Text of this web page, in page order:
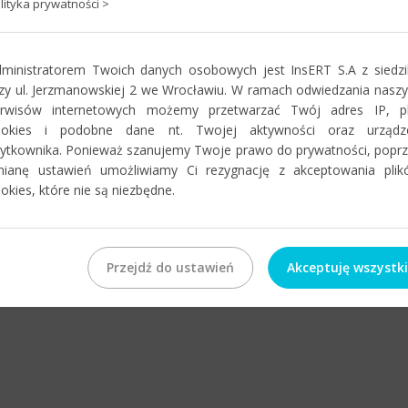
prywatności >
Twoich danych osobowych jest InsERT S.A z
ul. Jerzmanowskiej 2 we Wrocławiu. W ramach odwiedzania
internetowych możemy przetwarzać Twój adres IP,
i podobne dane nt. Twojej aktywności oraz
Ponieważ szanujemy Twoje prawo do prywatności,
ustawień umożliwiamy Ci rezygnację z akceptowania
które nie są niezbędne.
Przejdź do ustawień Akceptuję